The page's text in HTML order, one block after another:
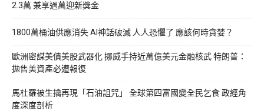
2.3萬 兼享過萬迎新獎金
1800萬桶油供應消失 AI神話破滅 人人恐懼了 應該何時貪婪？
歐洲密謀美債美股武器化 挪威手持近萬億美元金融核武 特朗普：
拋售美資產必遭報復
馬杜羅被生擒再現「石油詛咒」 全球第四富國變全民乞食 政經角
度深度剖析